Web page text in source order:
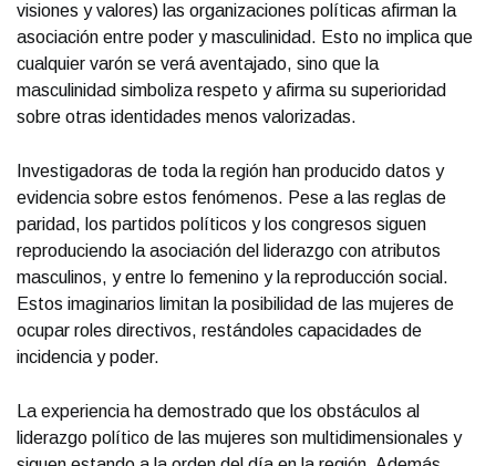
visiones y valores) las organizaciones políticas afirman la
asociación entre poder y masculinidad. Esto no implica que
cualquier varón se verá aventajado, sino que la
masculinidad simboliza respeto y afirma su superioridad
sobre otras identidades menos valorizadas.
Investigadoras de toda la región han producido datos y
evidencia sobre estos fenómenos. Pese a las reglas de
paridad, los partidos políticos y los congresos siguen
reproduciendo la asociación del liderazgo con atributos
masculinos, y entre lo femenino y la reproducción social.
Estos imaginarios limitan la posibilidad de las mujeres de
ocupar roles directivos, restándoles capacidades de
incidencia y poder.
La experiencia ha demostrado que los obstáculos al
liderazgo político de las mujeres son multidimensionales y